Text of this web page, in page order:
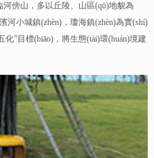
傍山，多以丘陵、山區(qū)地貌為
小城鎮(zhèn)，瓊海鎮(zhèn)為實(shí)
”目標(biāo)，將生態(tài)環(huán)境建